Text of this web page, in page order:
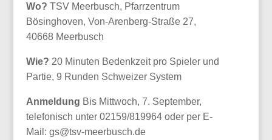
Wo? TSV Meerbusch, Pfarrzentrum
Bösinghoven, Von-Arenberg-Straße 27,
40668 Meerbusch
Wie? 20 Minuten Bedenkzeit pro Spieler und
Partie, 9 Runden Schweizer System
Anmeldung Bis Mittwoch, 7. September,
telefonisch unter 02159/819964 oder per E-
Mail: gs@tsv-meerbusch.de